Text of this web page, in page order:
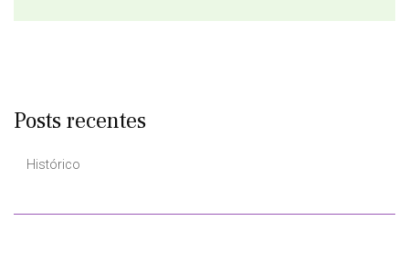
Posts recentes
Histórico